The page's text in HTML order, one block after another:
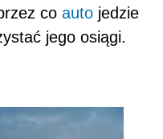
co auto jedzie
jego osiągi.